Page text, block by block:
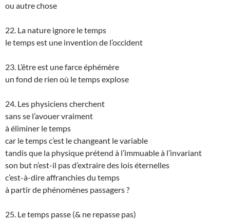
ou autre chose
22. La nature ignore le temps
le temps est une invention de l’occident
23. L’être est une farce éphémère
un fond de rien où le temps explose
24. Les physiciens cherchent
sans se l’avouer vraiment
à éliminer le temps
car le temps c’est le changeant le variable
tandis que la physique prétend à l’immuable à l’invariant
son but n’est-il pas d’extraire des lois éternelles
c’est-à-dire affranchies du temps
à partir de phénomènes passagers ?
25. Le temps passe (& ne repasse pas)